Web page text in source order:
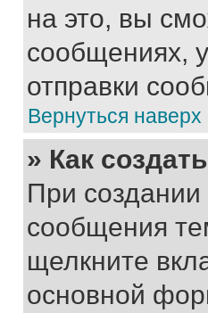
на это, вы
сообщениях,
отправки
Вернуться наверх
» Как
При
сообщения
щелкните
основной